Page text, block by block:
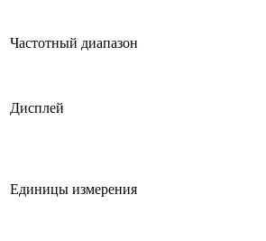
Частотный диапазон
Дисплей
Единицы измерения